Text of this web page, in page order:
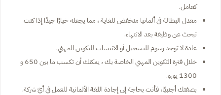
كعامل.
معدل البطالة في ألمانيا منخفض للغاية ، مما يجعله خيارًا جيدًا إذا كنت
تبحث عن وظيفة بعد الانتهاء.
عادة لا توجد رسوم للتسجيل أو الانتساب للتكوين المهني.
خلال فترة التكوين المهني الخاصة بك ، يمكنك أن تكسب ما بين 650 و
1300 يورو.
بصفتك أجنبيًا، فأنت بحاجة إلى إجادة اللغة الألمانية للعمل في أيّ شركة.